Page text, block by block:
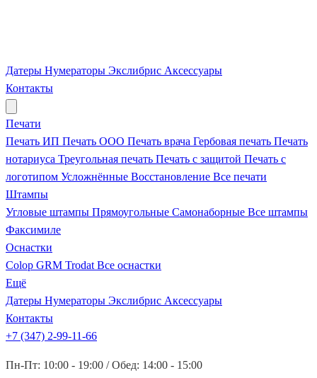
Датеры Нумераторы Экслибрис Аксессуары
Контакты
Печати
Печать ИП Печать ООО Печать врача Гербовая печать Печать
нотариуса Треугольная печать Печать с защитой Печать с
логотипом Усложнённые Восстановление Все печати
Штампы
Угловые штампы Прямоугольные Самонаборные Все штампы
Факсимиле
Оснастки
Colop GRM Trodat Все оснастки
Ещё
Датеры Нумераторы Экслибрис Аксессуары
Контакты
+7 (347) 2-99-11-66
Пн-Пт: 10:00 - 19:00 / Обед: 14:00 - 15:00